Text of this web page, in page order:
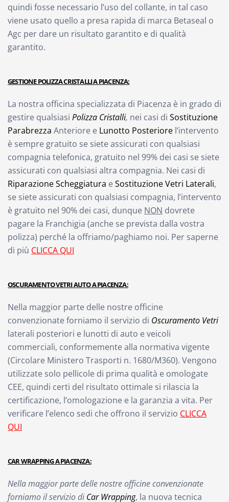
quindi fosse necessario l’uso del collante, in tal caso
viene usato quello a presa rapida di marca Betaseal o
Agc per dare un risultato garantito e di qualità
garantito.
GESTIONE POLIZZA CRISTALLI A PIACENZA:
La nostra officina specializzata di Piacenza è in grado di
gestire qualsiasi Polizza Cristalli, nei casi di Sostituzione
Parabrezza Anteriore e Lunotto Posteriore l’intervento
è sempre gratuito se siete assicurati con qualsiasi
compagnia telefonica, gratuito nel 99% dei casi se siete
assicurati con qualsiasi altra compagnia. Nei casi di
Riparazione Scheggiatura eSostituzione Vetri Laterali,
se siete assicurati con qualsiasi compagnia, l’intervento
è gratuito nel 90% dei casi, dunque NON dovrete
pagare la Franchigia (anche se prevista dalla vostra
polizza) perché la offriamo/paghiamo noi. Per saperne
di più CLICCA QUI
OSCURAMENTO VETRI AUTO A PIACENZA:
Nella maggior parte delle nostre officine
convenzionate forniamo il servizio di Oscuramento Vetri
laterali posteriori e lunotti di auto e veicoli
commerciali, conformemente alla normativa vigente
(Circolare Ministero Trasporti n. 1680/M360). Vengono
utilizzate solo pellicole di prima qualità e omologate
CEE, quindi certi del risultato ottimale si rilascia la
certificazione, l’omologazione e la garanzia a vita. Per
verificare l’elenco sedi che offrono il servizio CLICCA
QUI
CAR WRAPPING A PIACENZA:
Nella maggior parte delle nostre officine convenzionate
forniamo il servizio di Car Wrapping, la nuova tecnica